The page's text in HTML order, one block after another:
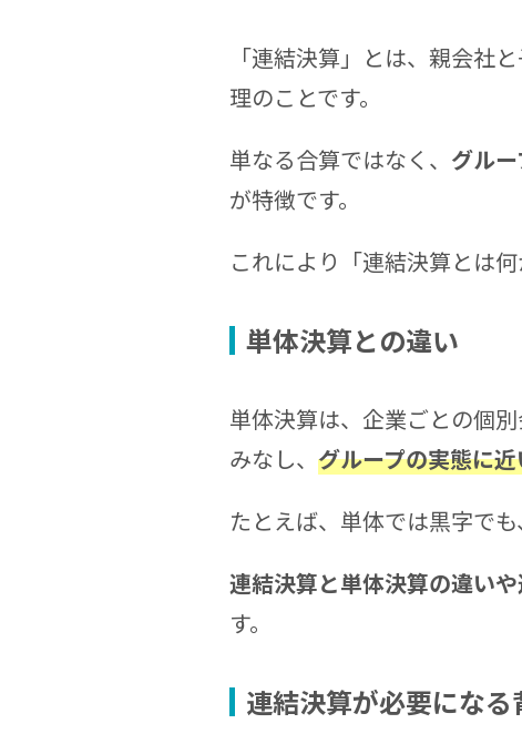
「連結決算」とは、親会社
理のことです。
単なる合算ではなく、 グル
が特徴です。
これにより「連結決算とは
単体決算との違い
単体決算は、企業ごとの個
みなし、 グループの実態に
たとえば、単体では黒字で
連結決算と単体決算の違い
す。
連結決算が必要になる